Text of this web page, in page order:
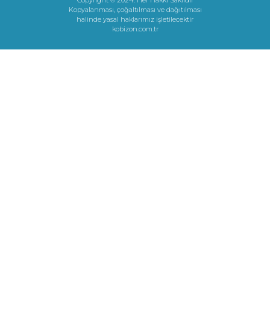
Kopyalanması, çoğaltılması ve dağıtılması
halinde yasal haklarımız işletilecektir
kobizon.com.tr